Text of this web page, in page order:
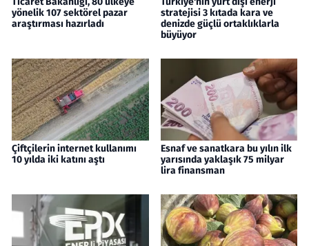
yönelik 107 sektörel pazar
araştırması hazırladı
stratejisi 3 kıtada kara ve
denizde güçlü ortaklıklarla
büyüyor
Çiftçilerin internet kullanımı
10 yılda iki katını aştı
Esnaf ve sanatkara bu yılın ilk
yarısında yaklaşık 75 milyar
lira finansman